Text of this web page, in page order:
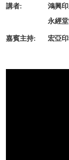
講者:
鴻興
永經
嘉賓主持: 宏亞